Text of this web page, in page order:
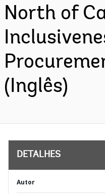
North of
(Inglês)
DETALHES
Autor